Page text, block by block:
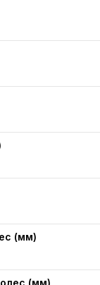
(мм)
(мм)